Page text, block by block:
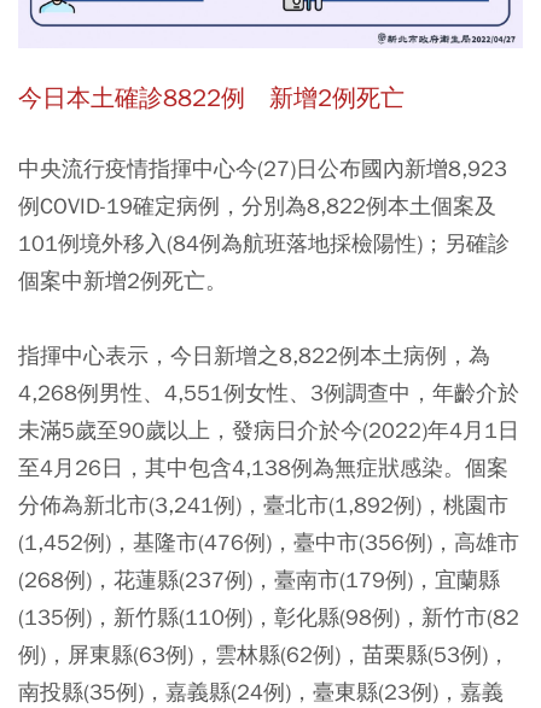
今日本土確診8822例 新增2例死亡
中央流行疫情指揮中心今(27)日公布國內新增8,923
例COVID-19確定病例，分別為8,822例本土個案及
101例境外移入(84例為航班落地採檢陽性)；另確診
個案中新增2例死亡。
指揮中心表示，今日新增之8,822例本土病例，為
4,268例男性、4,551例女性、3例調查中，年齡介於
未滿5歲至90歲以上，發病日介於今(2022)年4月1日
至4月26日，其中包含4,138例為無症狀感染。個案
分佈為新北市(3,241例)，臺北市(1,892例)，桃園市
(1,452例)，基隆市(476例)，臺中市(356例)，高雄市
(268例)，花蓮縣(237例)，臺南市(179例)，宜蘭縣
(135例)，新竹縣(110例)，彰化縣(98例)，新竹市(82
例)，屏東縣(63例)，雲林縣(62例)，苗栗縣(53例)，
南投縣(35例)，嘉義縣(24例)，臺東縣(23例)，嘉義